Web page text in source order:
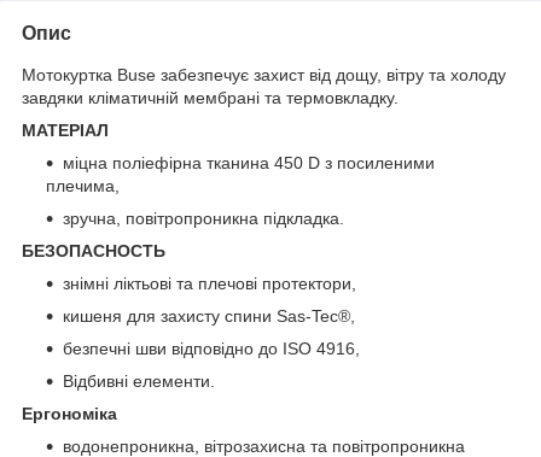
Опис
Мотокуртка Buse забезпечує захист від дощу, вітру та холоду
завдяки кліматичній мембрані та термовкладку.
МАТЕРІАЛ
міцна поліефірна тканина 450 D з посиленими
плечима,
зручна, повітропроникна підкладка.
БЕЗОПАСНОСТЬ
знімні ліктьові та плечові протектори,
кишеня для захисту спини Sas-Tec®,
безпечні шви відповідно до ISO 4916,
Відбивні елементи.
Ергономіка
водонепроникна, вітрозахисна та повітропроникна